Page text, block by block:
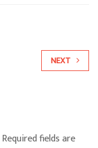
NEXT
Required fields are